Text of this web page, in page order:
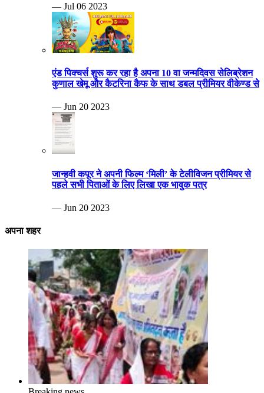
— Jul 06 2023
एंड पिक्चर्स शुरू कर रहा है अपना 10 वा जन्मदिवस सेलिब्रेशन
कुणाल खेमू और कैटरिना कैफ के साथ डबल प्रीमियर वीकेण्ड से
— Jun 20 2023
जान्हवी कपूर ने अपनी फिल्म ‘मिली’ के टेलीविजन प्रीमियर से
पहले सभी पिताओं के लिए लिखा एक भावुक पत्र
— Jun 20 2023
अपना शहर